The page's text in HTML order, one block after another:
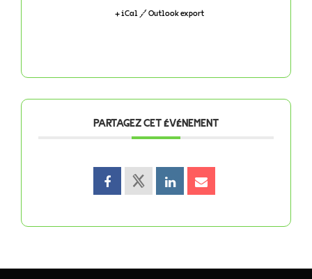
+ iCal / Outlook export
PARTAGEZ CET ÉVÉNEMENT